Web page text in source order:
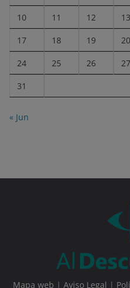
10 11 12 13
17 18 19 20
24 25 26 27
31
« Jun
Mapa web | Aviso Legal |